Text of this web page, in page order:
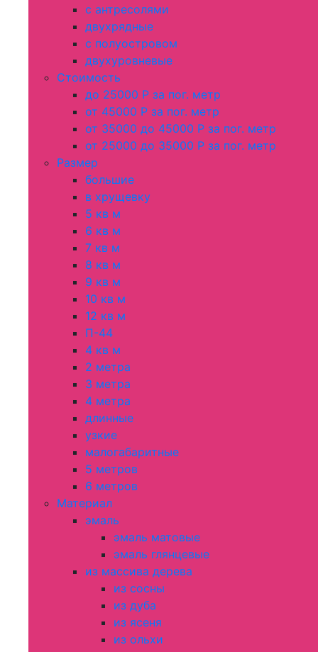
с антресолями
двухрядные
с полуостровом
двухуровневые
Стоимость
до 25000 Р за пог. метр
от 45000 Р за пог. метр
от 35000 до 45000 Р за пог. метр
от 25000 до 35000 Р за пог. метр
Размер
большие
в хрущевку
5 кв м
6 кв м
7 кв м
8 кв м
9 кв м
10 кв м
12 кв м
П-44
4 кв м
2 метра
3 метра
4 метра
длинные
узкие
малогабаритные
5 метров
6 метров
Материал
эмаль
эмаль матовые
эмаль глянцевые
из массива дерева
из сосны
из дуба
из ясеня
из ольхи